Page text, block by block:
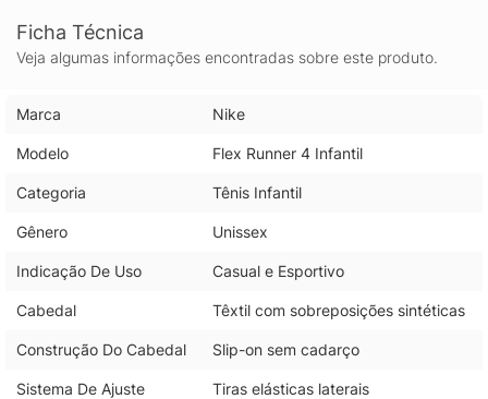
Ficha Técnica
Veja algumas informações encontradas sobre este produto.
Marca Nike
Modelo Flex Runner 4 Infantil
Categoria Tênis Infantil
Gênero Unissex
Indicação De Uso Casual e Esportivo
Cabedal Têxtil com sobreposições sintéticas
Construção Do Cabedal Slip-on sem cadarço
Sistema De Ajuste Tiras elásticas laterais